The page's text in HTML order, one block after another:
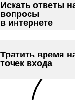
Искать ответы
вопросы
в интернете
Тратить время
точек входа